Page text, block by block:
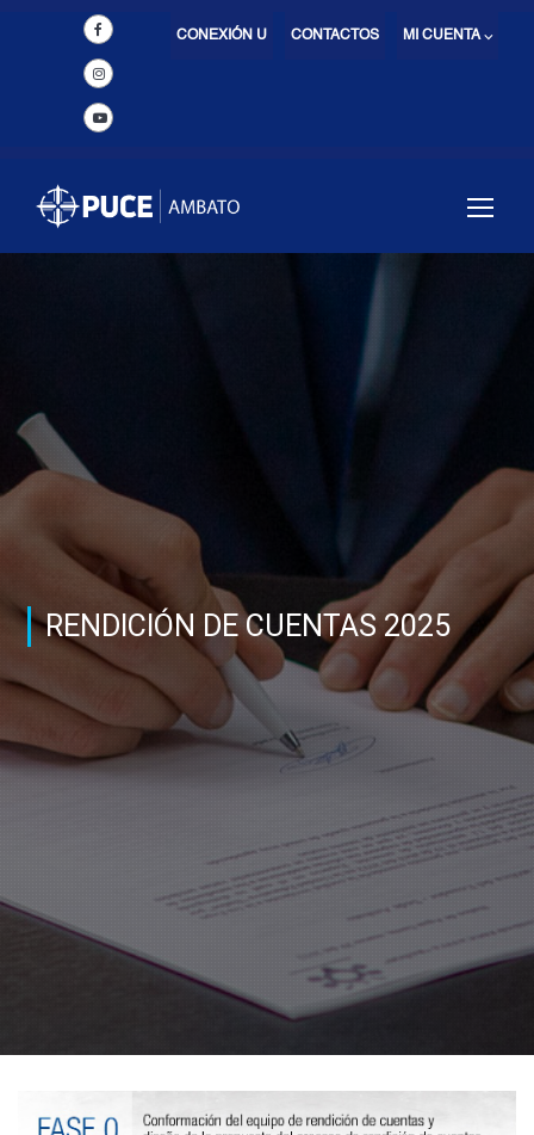
MI CUENTA ⌵
CONTACTOS
CONEXIÓN U
RENDICIÓN DE CUENTAS 2025